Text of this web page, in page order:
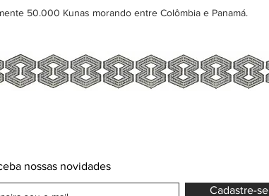
50.000 Kunas morando entre Colômbia e Panamá.
nossas novidades
Cadastre-se